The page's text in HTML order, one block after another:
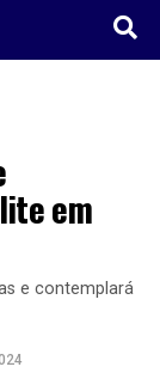
em
e contemplará